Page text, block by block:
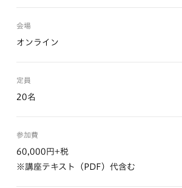
会場
オンライン
定員
20名
参加費
60,000円+税
※講座テキスト（PDF）代含む